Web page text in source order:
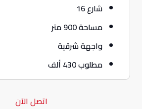
شارع 16
مساحة 900 متر
واجهة شرقية
مطلوب 430 ألف
اتصل الآن